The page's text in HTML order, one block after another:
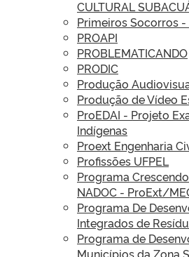
CULTURAL
Primeiros Socorros
PROAPI
PROBLEMATICANDO
PRODIC
Produção
Produção de Vídeo
ProEDAI - Projeto
Indígenas
Proext Engenharia
Profissões UFPEL
Programa
NADOC - ProExt/
Programa De
Integrados de
Programa de
Municípios da Zona